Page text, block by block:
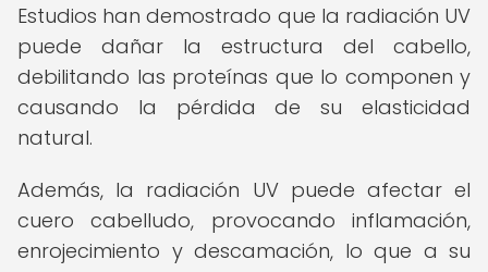
Estudios han demostrado que la radiación UV
puede dañar la estructura del cabello,
debilitando las proteínas que lo componen y
causando la pérdida de su elasticidad
natural.
Además, la radiación UV puede afectar el
cuero cabelludo, provocando inflamación,
enrojecimiento y descamación, lo que a su